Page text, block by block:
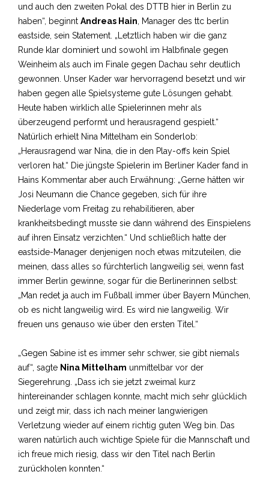
und auch den zweiten Pokal des DTTB hier in Berlin zu
haben“, beginnt Andreas Hain , Manager des ttc berlin
eastside, sein Statement. „Letztlich haben wir die ganz
Runde klar dominiert und sowohl im Halbfinale gegen
Weinheim als auch im Finale gegen Dachau sehr deutlich
gewonnen. Unser Kader war hervorragend besetzt und wir
haben gegen alle Spielsysteme gute Lösungen gehabt.
Heute haben wirklich alle Spielerinnen mehr als
überzeugend performt und herausragend gespielt.“
Natürlich erhielt Nina Mittelham ein Sonderlob:
„Herausragend war Nina, die in den Play-offs kein Spiel
verloren hat.“ Die jüngste Spielerin im Berliner Kader fand in
Hains Kommentar aber auch Erwähnung: „Gerne hätten wir
Josi Neumann die Chance gegeben, sich für ihre
Niederlage vom Freitag zu rehabilitieren, aber
krankheitsbedingt musste sie dann während des Einspielens
auf ihren Einsatz verzichten.“ Und schließlich hatte der
eastside-Manager denjenigen noch etwas mitzuteilen, die
meinen, dass alles so fürchterlich langweilig sei, wenn fast
immer Berlin gewinne, sogar für die Berlinerinnen selbst:
„Man redet ja auch im Fußball immer über Bayern München,
ob es nicht langweilig wird. Es wird nie langweilig. Wir
freuen uns genauso wie über den ersten Titel.“
„Gegen Sabine ist es immer sehr schwer, sie gibt niemals
auf“, sagte Nina Mittelham unmittelbar vor der
Siegerehrung. „Dass ich sie jetzt zweimal kurz
hintereinander schlagen konnte, macht mich sehr glücklich
und zeigt mir, dass ich nach meiner langwierigen
Verletzung wieder auf einem richtig guten Weg bin. Das
waren natürlich auch wichtige Spiele für die Mannschaft und
ich freue mich riesig, dass wir den Titel nach Berlin
zurückholen konnten.“